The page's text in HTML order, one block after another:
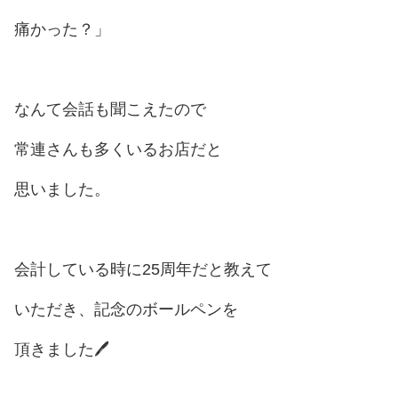
痛かった？」
なんて会話も聞こえたので
常連さんも多くいるお店だと
思いました。
会計している時に25周年だと教えて
いただき、記念のボールペンを
頂きました🖊